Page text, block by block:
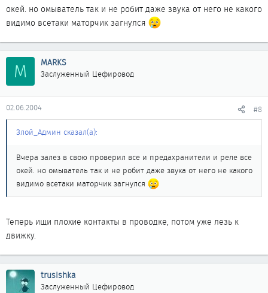
окей. но омыватель так и не робит даже звука от него не какого
видимо всетаки маторчик загнулся
M MARKS
Заслуженный Цефировод
02.06.2004 #8
Злой_Админ сказал(а):
Вчера залез в свою проверил все и предахранители и реле все
окей. но омыватель так и не робит даже звука от него не какого
видимо всетаки маторчик загнулся
Теперь ищи плохие контакты в проводке, потом уже лезь к
движку.
trusishka
Заслуженный Цефировод